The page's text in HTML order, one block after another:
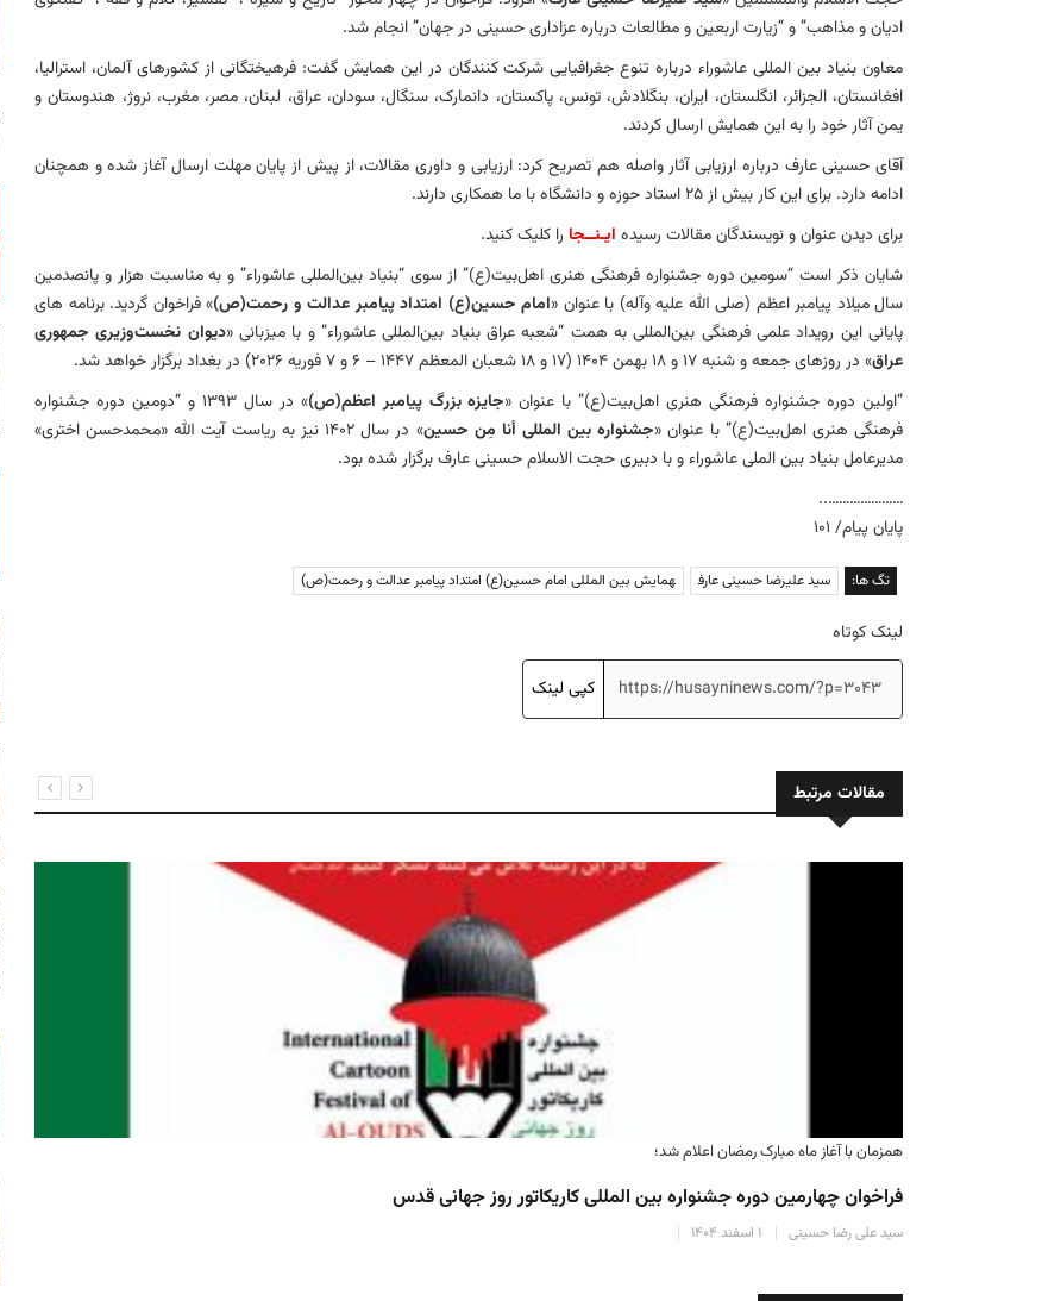
ادیان و مذاهب” و “زیارت اربعین و مطالعات درباره عزاداری حسینی در جهان” انجام شد.
معاون بنیاد بین المللی عاشوراء درباره تنوع جغرافیایی شرکت کنندگان در این همایش گفت: فرهیختگانی از کشورهای آلمان، استرالیا،
افغانستان، الجزائر، انگلستان، ایران، بنگلادش، تونس، پاکستان، دانمارک، سنگال، سودان، عراق، لبنان، مصر، مغرب، نروژ، هندوستان و
یمن آثار خود را به این همایش ارسال کردند.
آقای حسینی عارف درباره ارزیابی آثار واصله هم تصریح کرد: ارزیابی و داوری مقالات، از پیش از پایان مهلت ارسال آغاز شده و همچنان
ادامه دارد. برای این کار بیش از ۲۵ استاد حوزه و دانشگاه با ما همکاری دارند.
برای دیدن عنوان و نویسندگان مقالات رسیده ایـنــجا را کلیک کنید.
شایان ذکر است “سومین دوره جشنواره فرهنگی هنری اهل‌بیت(ع)” از سوی “بنیاد بین‌المللی عاشوراء” و به مناسبت هزار و پانصدمین
سال میلاد پیامبر اعظم (صلی الله علیه وآله) با عنوان «امام حسین(ع) امتداد پیامبر عدالت و رحمت(ص)» فراخوان گردید. برنامه های
پایانی این رویداد علمی فرهنگی بین‌المللی به همت “شعبه عراق بنیاد بین‌المللی عاشوراء” و با میزبانی «دیوان نخست‌وزیری جمهوری
عراق» در روزهای جمعه و شنبه ۱۷ و ۱۸ بهمن ۱۴۰۴ (۱۷ و ۱۸ شعبان المعظم ١٤٤٧ – ۶ و ۷ فوریه ۲۰۲۶) در بغداد برگزار خواهد شد.
“اولین دوره جشنواره فرهنگی هنری اهل‌بیت(ع)” با عنوان «جایزه بزرگ پیامبر اعظم(ص)
» در سال ۱۳۹۳ و “دومین دوره جشنواره
فرهنگی هنری اهل‌بیت(ع)” با عنوان «جشنواره بین المللی أنا مِن حسین
» در سال ۱۴۰۲ نیز به ریاست آیت الله «محمدحسن اختری»
مدیرعامل بنیاد بین الملی عاشوراء و با دبیری حجت الاسلام حسینی عارف برگزار شده بود.
…………………..
پایان پیام/ ۱۰۱
تگ ها: سید علیرضا حسینی عارف همایش بین المللی امام حسین(ع) امتداد پیامبر عدالت و رحمت(ص)
لینک کوتاه
کپی لینک
مقالات مرتبط
همزمان با آغاز ماه مبارک رمضان اعلام شد؛
فراخوان چهارمین دوره جشنواره بین المللی کاریکاتور روز جهانی قدس
سید علی رضا حسینی ۱ اسفند ۱۴۰۴